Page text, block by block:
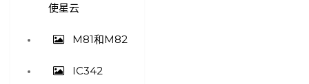
使星云
M81和M82
IC342